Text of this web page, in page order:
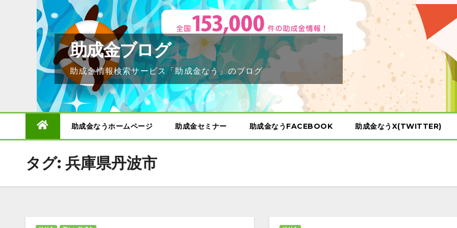
助成金ブログ
助成金情報検索サービス「助成金なう」のブログ
助成金なうホームページ 助成金セミナー 助成金なうFACEBOOK 助成金なうX(TWITTER)
タグ: 兵庫県丹波市